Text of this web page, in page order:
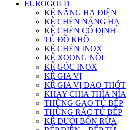
EUROGOLD
KỆ NÂNG HẠ ĐIỆN
KỆ CHÉN NÂNG HẠ
KỆ CHÉN CỐ ĐỊNH
TỦ ĐỒ KHÔ
KỆ CHÉN INOX
KỆ XOONG NỒI
KỆ GÓC INOX
KỆ GIA VỊ
KỆ GIA VỊ DAO THỚT
KHAY CHIA THÌA NỈA
THÙNG GẠO TỦ BẾP
THÙNG RÁC TỦ BẾP
KỆ DƯỚI BỒN RỬA